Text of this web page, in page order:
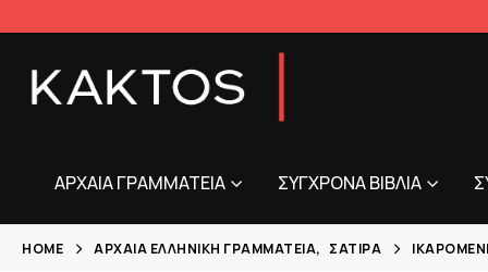
ΑΡΧΑΊΑ ΓΡΑΜΜΑΤΕΊΑ ΣΎΓΧΡΟΝΑ ΒΙΒΛΊΑ
HOME ΑΡΧΑΊΑ ΕΛΛΗΝΙΚΉ ΓΡΑΜΜΑΤΕΊΑ, ΣΆΤΙΡΑ